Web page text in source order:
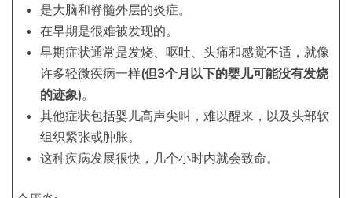
是大脑和脊髓外层的炎症。
在早期是很难被发现的。
早期症状通常是发烧、呕吐、头痛和感觉不适，就像
许多轻微疾病一样(但3个月以下的婴儿可能没有发烧
的迹象)。
其他症状包括婴儿高声尖叫，难以醒来，以及头部软
组织紧张或肿胀。
这种疾病发展很快，几个小时内就会致命。